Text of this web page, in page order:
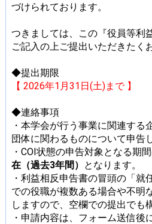
づけられております。
つきましては、この『役員等利
ご記入の上ご提出いただきたく
◆提出期限
【 2026年1月31日(土)まで 】
◆連絡事項
・本学会が行う事業に関連する
団体に関わるものについて申告
・COI状態の申告対象となる期間
在（過去3年間） となります。
・利益相反申告書の冒頭の「就
での役職が複数ある場合や不明
しますので、空欄での提出でも
・申請内容は、フォーム送信後